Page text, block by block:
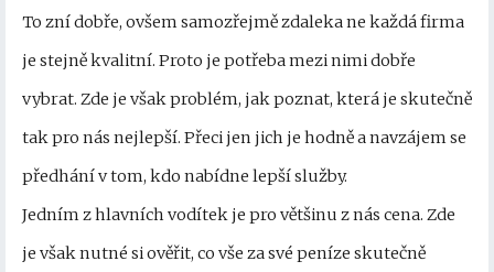
To zní dobře, ovšem samozřejmě zdaleka ne každá firma
je stejně kvalitní. Proto je potřeba mezi nimi dobře
vybrat. Zde je však problém, jak poznat, která je skutečně
tak pro nás nejlepší. Přeci jen jich je hodně a navzájem se
předhání v tom, kdo nabídne lepší služby.
Jedním z hlavních vodítek je pro většinu z nás cena. Zde
je však nutné si ověřit, co vše za své peníze skutečně